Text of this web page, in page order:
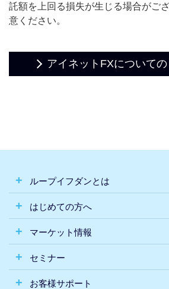
託額を上回る損失が生じる場合がご
意ください。
アイネットFXについて
ループイフダンとは
はじめての方へ
マーケット情報
セミナー
お客様サポート